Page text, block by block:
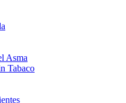
Asma
Tabaco